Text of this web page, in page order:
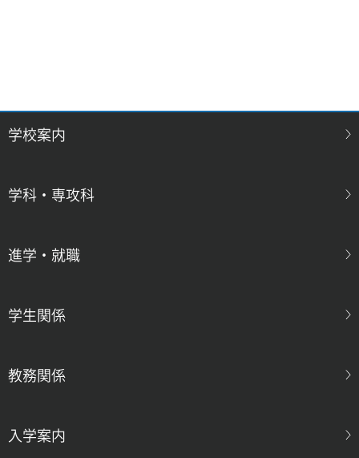
学校案内
学科・専攻科
進学・就職
学生関係
教務関係
入学案内